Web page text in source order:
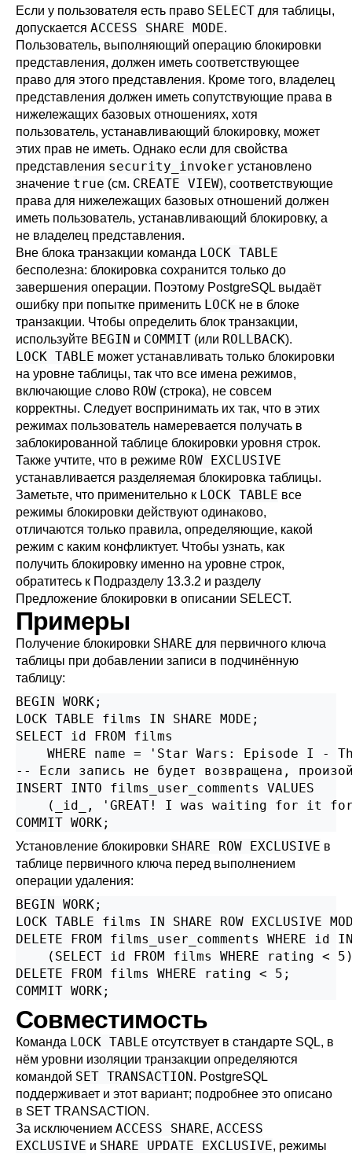
Если у пользователя есть право SELECT для таблицы,
допускается ACCESS SHARE MODE.
Пользователь, выполняющий операцию блокировки
представления, должен иметь соответствующее
право для этого представления. Кроме того, владелец
представления должен иметь сопутствующие права в
нижележащих базовых отношениях, хотя
пользователь, устанавливающий блокировку, может
этих прав не иметь. Однако если для свойства
представления security_invoker установлено
значение true (см. CREATE VIEW), соответствующие
права для нижележащих базовых отношений должен
иметь пользователь, устанавливающий блокировку, а
не владелец представления.
Вне блока транзакции команда LOCK TABLE
бесполезна: блокировка сохранится только до
завершения операции. Поэтому PostgreSQL выдаёт
ошибку при попытке применить LOCK не в блоке
транзакции. Чтобы определить блок транзакции,
используйте BEGIN и COMMIT (или ROLLBACK).
LOCK TABLE может устанавливать только блокировки
на уровне таблицы, так что все имена режимов,
включающие слово ROW (строка), не совсем
корректны. Следует воспринимать их так, что в этих
режимах пользователь намеревается получать в
заблокированной таблице блокировки уровня строк.
Также учтите, что в режиме ROW EXCLUSIVE
устанавливается разделяемая блокировка таблицы.
Заметьте, что применительно к LOCK TABLE все
режимы блокировки действуют одинаково,
отличаются только правила, определяющие, какой
режим с каким конфликтует. Чтобы узнать, как
получить блокировку именно на уровне строк,
обратитесь к Подразделу 13.3.2 и разделу
Предложение блокировки в описании SELECT.
Примеры
Получение блокировки SHARE для первичного ключа
таблицы при добавлении записи в подчинённую
таблицу:
BEGIN WORK;
LOCK TABLE films IN SHARE MODE;
SELECT id FROM films
WHERE name = 'Star Wars: Episode I -
-- Если запись не будет возвращена,
INSERT INTO films_user_comments VALUES
(_id_, 'GREAT! I was waiting for it
COMMIT WORK;
Установление блокировки SHARE ROW EXCLUSIVE в
таблице первичного ключа перед выполнением
операции удаления:
BEGIN WORK;
LOCK TABLE films IN SHARE ROW EXCLUSIVE
DELETE FROM films_user_comments WHERE id
(SELECT id FROM films WHERE rating <
DELETE FROM films WHERE rating < 5;
COMMIT WORK;
Совместимость
Команда LOCK TABLE отсутствует в стандарте SQL, в
нём уровни изоляции транзакции определяются
командой SET TRANSACTION. PostgreSQL
поддерживает и этот вариант; подробнее это описано
в SET TRANSACTION .
За исключением ACCESS SHARE, ACCESS
EXCLUSIVE и SHARE UPDATE EXCLUSIVE, режимы